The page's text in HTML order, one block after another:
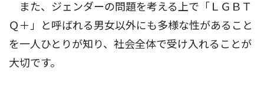
また、ジェンダーの問題を考える上で「ＬＧＢＴ
Ｑ＋」と呼ばれる男女以外にも多様な性があること
を一人ひとりが知り、社会全体で受け入れることが
大切です。